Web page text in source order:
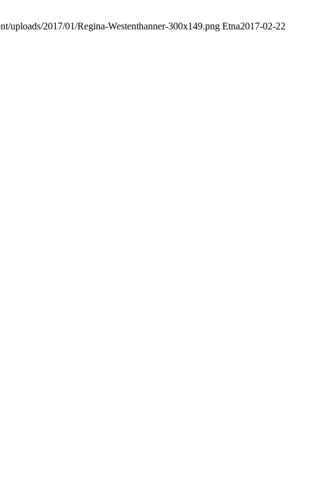
uploads/2017/01/Regina-Westenthanner-300x149.png Etna2017-02-22